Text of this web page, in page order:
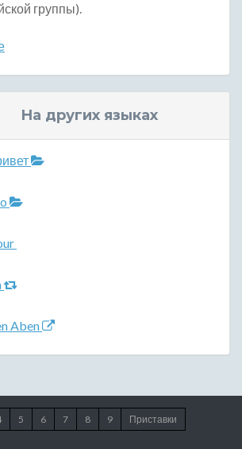
группы).
На других языках
Aben
5 6 7 8 9
Приставки